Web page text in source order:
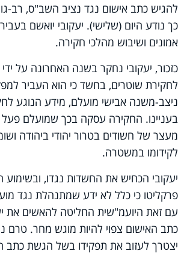
להגיש כתב אישום נגד נציב השב"ס, רב-
כך נודע היום (שלישי). יעקובי יואשם
אמונים ושיבוש מהלכי חקירה.
כזכור, יעקובי נחקר בשנה האחרונה על
לחקירת שוטרים, בחשד כי הוא העביר
ניצב-משנה אבישי מועלם, מידע הנוגע
בעניינו. החקירה עסקה בכך שמועלם פעל
מעצר של חשודים בטרור יהודי ביהודה
לקידומו במשטרה.
יעקובי הכחיש את החשדות נגדו,
פרקליטו כי כלל לא ידע שמתנהלת נגד
עם זאת היועמ"שית החליטה להאשים את
כתב האישום צפוי להיות מוגש מחר. טרם
יצטרך לעזוב את תפקידו בשל הגשת כתב